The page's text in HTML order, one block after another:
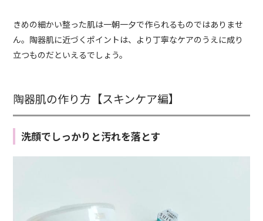
きめの細かい整った肌は一朝一夕で作られるものではありませ
ん。陶器肌に近づくポイントは、より丁寧なケアのうえに成り
立つものだといえるでしょう。
陶器肌の作り方【スキンケア編】
洗顔でしっかりと汚れを落とす